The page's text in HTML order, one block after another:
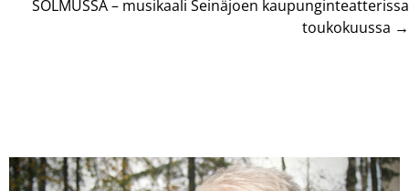
SOLMUSSA – musikaali Seinäjoen kaupunginteatterissa
toukokuussa →